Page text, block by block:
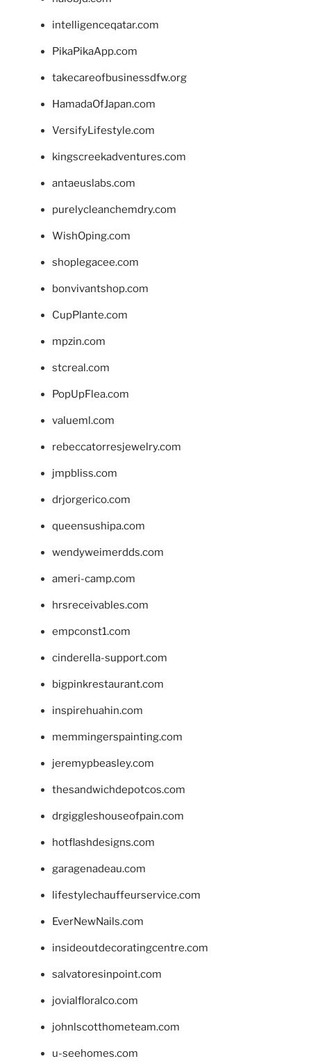
intelligenceqatar.com
PikaPikaApp.com
takecareofbusinessdfw.org
HamadaOfJapan.com
VersifyLifestyle.com
kingscreekadventures.com
antaeuslabs.com
purelycleanchemdry.com
WishOping.com
shoplegacee.com
bonvivantshop.com
CupPlante.com
mpzin.com
stcreal.com
PopUpFlea.com
valueml.com
rebeccatorresjewelry.com
jmpbliss.com
drjorgerico.com
queensushipa.com
wendyweimerdds.com
ameri-camp.com
hrsreceivables.com
empconst1.com
cinderella-support.com
bigpinkrestaurant.com
inspirehuahin.com
memmingerspainting.com
jeremypbeasley.com
thesandwichdepotcos.com
drgiggleshouseofpain.com
hotflashdesigns.com
garagenadeau.com
lifestylechauffeurservice.com
EverNewNails.com
insideoutdecoratingcentre.com
salvatoresinpoint.com
jovialfloralco.com
johnlscotthometeam.com
u-seehomes.com